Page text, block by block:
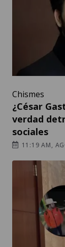
Chismes
¿César
verdad
sociales
11:19 AM,